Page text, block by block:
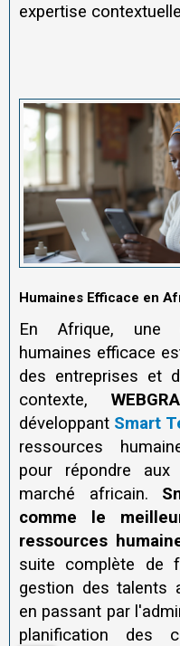
expertise
Humaines Efficace en
En Afrique, une
humaines efficace
des entreprises et
contexte,
développant Smart
ressources
pour répondre
marché africain.
comme le
ressources
suite complète de
gestion des talents
en passant par
planification des